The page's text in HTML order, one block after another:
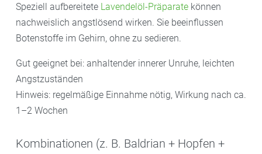
Speziell aufbereitete Lavendelöl-Präparate können
nachweislich angstlösend wirken. Sie beeinflussen
Botenstoffe im Gehirn, ohne zu sedieren.
Gut geeignet bei: anhaltender innerer Unruhe, leichten
Angstzuständen
Hinweis: regelmäßige Einnahme nötig, Wirkung nach ca.
1–2 Wochen
Kombinationen (z. B. Baldrian + Hopfen +